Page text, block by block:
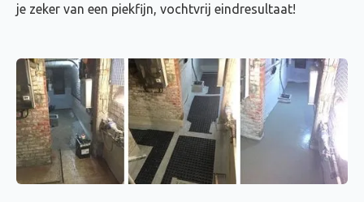
je zeker van een piekfijn, vochtvrij eindresultaat!